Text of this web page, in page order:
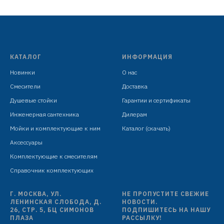
используется в PD22313
КАТАЛОГ
Новинки
Смесители
Душевые стойки
Инженерная сантехника
Мойки и комплектующие к ним
Аксессуары
Комплектующие к смесителям
Справочник комплектующих
ИНФОРМАЦИЯ
О нас
Доставка
Гарантии и сертификаты
Дилерам
Каталог (скачать)
Г. МОСКВА, УЛ.
ЛЕНИНСКАЯ СЛОБОДА, Д.
26, СТР. 5, БЦ СИМОНОВ
ПЛАЗА
НЕ ПРОПУСТИТЕ СВЕЖИЕ
НОВОСТИ.
ПОДПИШИТЕСЬ НА НАШУ
РАССЫЛКУ!